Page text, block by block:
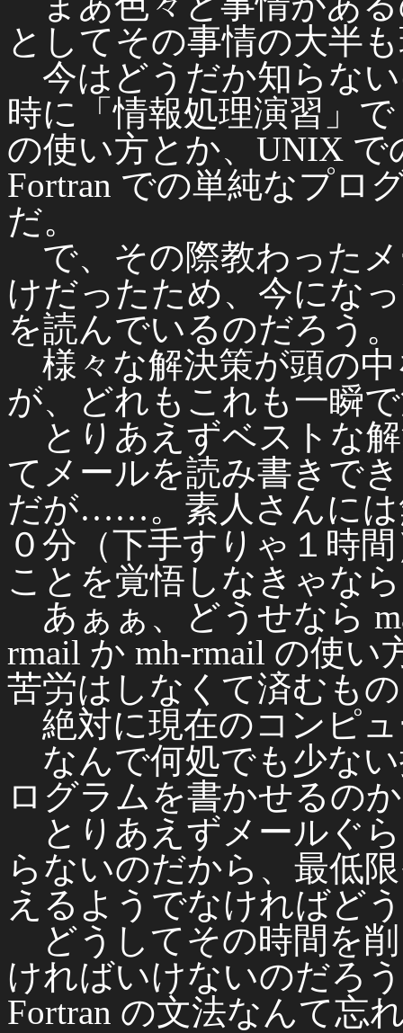
としてその事情の大半
今はどうだか知らな
時に「情報処理演習」
の使い方とか、UNIX
Fortran での単純なプロ
だ。
で、その際教わった
けだったため、今にな
を読んでいるのだろう。
様々な解決策が頭の
が、どれもこれも一瞬
とりあえずベストな解
てメールを読み書きで
だが……。素人さんには
０分（下手すりゃ１時
ことを覚悟しなきゃな
あぁぁ、どうせなら
rmail か mh-rmail の使
苦労はしなくて済むも
絶対に現在のコンピ
なんで何処でも少な
ログラムを書かせるの
とりあえずメールぐ
らないのだから、最低
えるようでなければど
どうしてその時間を
ければいけないのだろ
Fortran の文法なんて